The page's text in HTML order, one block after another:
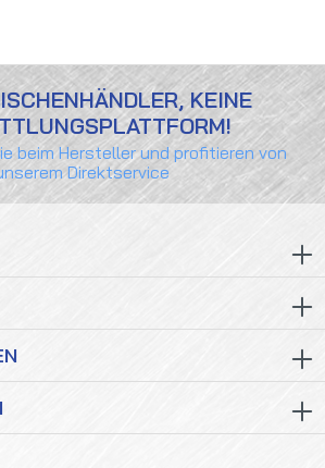
KEINE
beim Hersteller und profitieren von
Direktservice